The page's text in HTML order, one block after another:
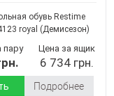
обувь Restime
royal (Демисезон)
пару Цена за ящик
6 734 грн.
Подробнее